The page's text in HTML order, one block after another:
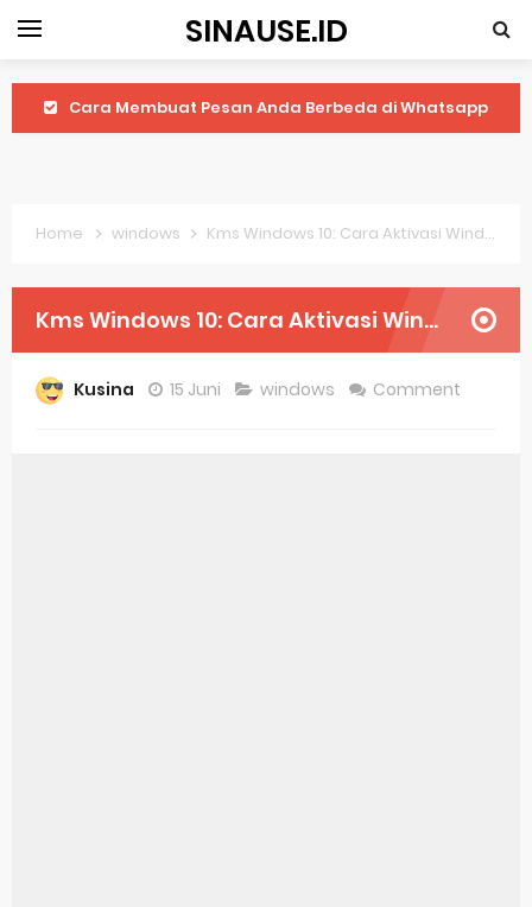
SINAUSE.ID
Cara Membuat Pesan Anda Berbeda di Whatsapp
Harga Laptop Acer Windows 10
Keytweak Windows 10
Home windows Kms Windows 10: Cara Aktivasi Windows 10 Dengan Mudah
Kms Windows 10: Cara Aktivasi Windows 10 Dengan Mudah
Kusina 15 Juni windows Comment